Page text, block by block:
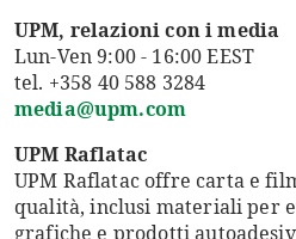
UPM, relazioni con i media
Lun-Ven 9:00 - 16:00 EEST
tel. +358 40 588 3284
media@upm.com
UPM Raflatac
UPM Raflatac offre carta e
qualità, inclusi materiali per
grafiche e prodotti